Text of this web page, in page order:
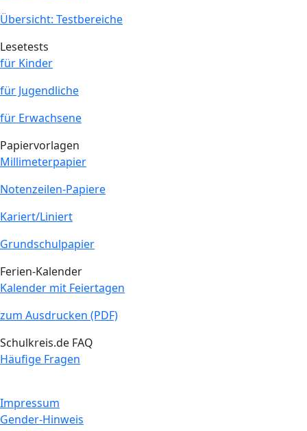
Übersicht: Testbereiche
Lesetests
für Kinder
für Jugendliche
für Erwachsene
Papiervorlagen
Millimeterpapier
Notenzeilen-Papiere
Kariert/Liniert
Grundschulpapier
Ferien-Kalender
Kalender mit Feiertagen
zum Ausdrucken (PDF)
Schulkreis.de FAQ
Häufige Fragen
Impressum
Gender-Hinweis